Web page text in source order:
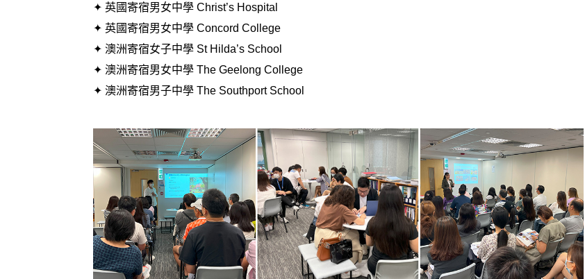
✦ 英國寄宿男女中學 Christ’s Hospital
✦ 英國寄宿男女中學Concord College
✦ 澳洲寄宿女子中學 St Hilda’s School
✦ 澳洲寄宿男女中學 The Geelong College
✦ 澳洲寄宿男子中學 The Southport School